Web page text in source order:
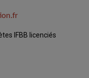
IFBB licenciés